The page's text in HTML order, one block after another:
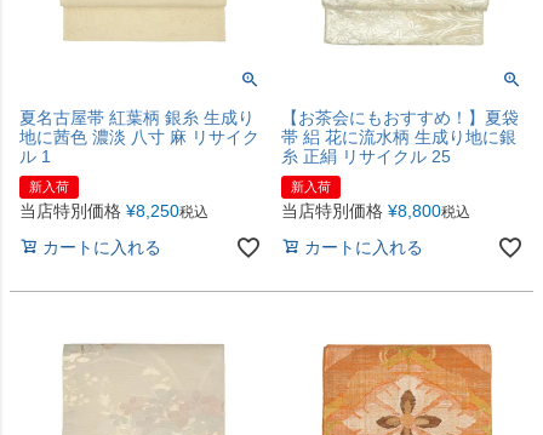
夏名古屋帯 紅葉柄 銀糸 生成り
地に茜色 濃淡 八寸 麻 リサイク
ル 1
新入荷
当店特別価格 ¥8,250税込
カートに入れる
【お茶会にもおすすめ！】夏袋
帯 絽 花に流水柄 生成り地に銀
糸 正絹 リサイクル 25
新入荷
当店特別価格 ¥8,800税込
カートに入れる